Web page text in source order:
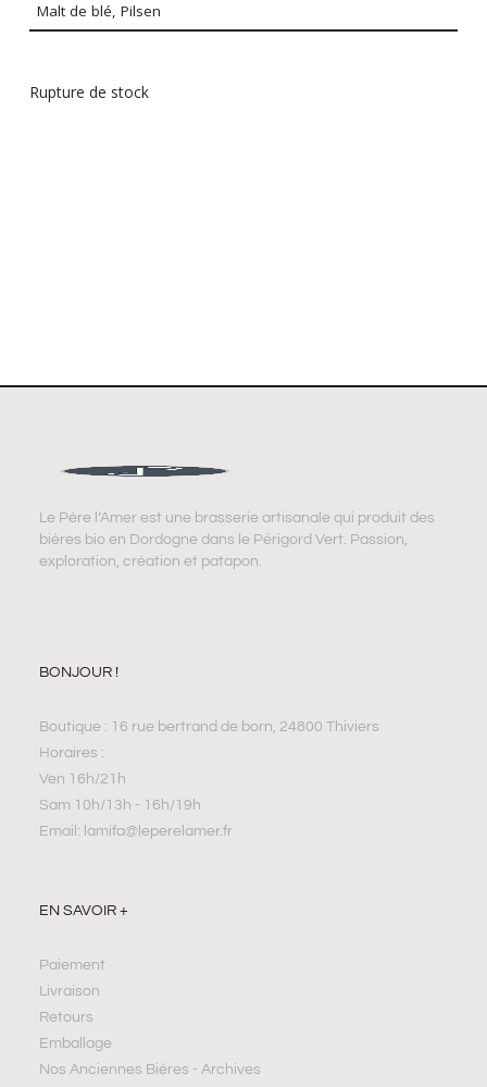
Malt de blé, Pilsen
Rupture de stock
Le Père l’Amer est une brasserie artisanale qui produit des
bières bio en Dordogne dans le Périgord Vert. Passion,
exploration, création et patapon.
BONJOUR !
Boutique : 16 rue bertrand de born, 24800 Thiviers
Horaires :
Ven 16h/21h
Sam 10h/13h - 16h/19h
Email: lamifa@leperelamer.fr
EN SAVOIR +
Paiement
Livraison
Retours
Emballage
Nos Anciennes Bières - Archives